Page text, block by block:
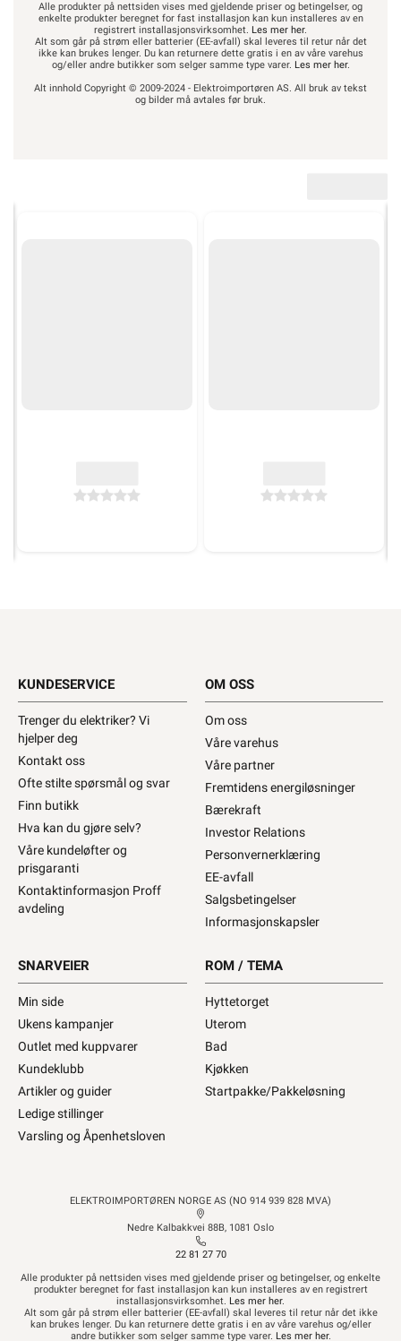
Alle produkter på nettsiden vises med gjeldende priser og betingelser, og
enkelte produkter beregnet for fast installasjon kan kun installeres av en
registrert installasjonsvirksomhet. Les mer her.
Alt som går på strøm eller batterier (EE-avfall) skal leveres til retur når det
ikke kan brukes lenger. Du kan returnere dette gratis i en av våre varehus
og/eller andre butikker som selger samme type varer. Les mer her.
Alt innhold Copyright © 2009-2024 - Elektroimportøren AS. All bruk av tekst
og bilder må avtales før bruk.
KUNDESERVICE
Trenger du elektriker? Vi
hjelper deg
Kontakt oss
Ofte stilte spørsmål og svar
Finn butikk
Hva kan du gjøre selv?
Våre kundeløfter og
prisgaranti
Kontaktinformasjon Proff
avdeling
OM OSS
Om oss
Våre varehus
Våre partner
Fremtidens energiløsninger
Bærekraft
Investor Relations
Personvernerklæring
EE-avfall
Salgsbetingelser
Informasjonskapsler
SNARVEIER
Min side
Ukens kampanjer
Outlet med kuppvarer
Kundeklubb
Artikler og guider
Ledige stillinger
Varsling og Åpenhetsloven
ROM / TEMA
Hyttetorget
Uterom
Bad
Kjøkken
Startpakke/Pakkeløsning
ELEKTROIMPORTØREN NORGE AS (NO 914 939 828 MVA)
Nedre Kalbakkvei 88B, 1081 Oslo
22 81 27 70
Alle produkter på nettsiden vises med gjeldende priser og betingelser, og enkelte
produkter beregnet for fast installasjon kan kun installeres av en registrert
installasjonsvirksomhet. Les mer her.
Alt som går på strøm eller batterier (EE-avfall) skal leveres til retur når det ikke
kan brukes lenger. Du kan returnere dette gratis i en av våre varehus og/eller
andre butikker som selger samme type varer. Les mer her.